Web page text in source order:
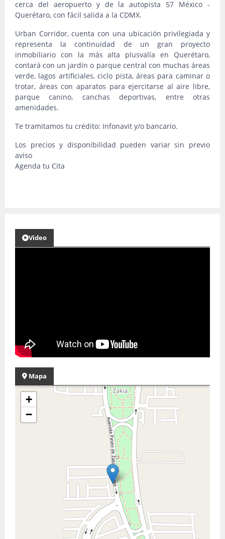
cerca del aeropuerto y de la autopista 57 México -
Querétaro, con fácil salida a la CDMX.
Urban Corridor, cuenta con una ubicación privilegiada y
representa la continuidad de un gran proyecto
inmobiliario con la más alta plusvalía en Querétaro,
contará con un jardín o parque central con muchas áreas
verde, lagos artificiales, ciclo pista, áreas para caminar o
trotar, áreas con aparatos para ejercitarse al aire libre,
parque canino, canchas deportivas, entre otras
amenidades.
Te tramitamos tu crédito: Infonavit y/o bancario.
Los precios y disponibilidad pueden variar sin previo
aviso
Agenda tu Cita
Video
Mapa
+
−